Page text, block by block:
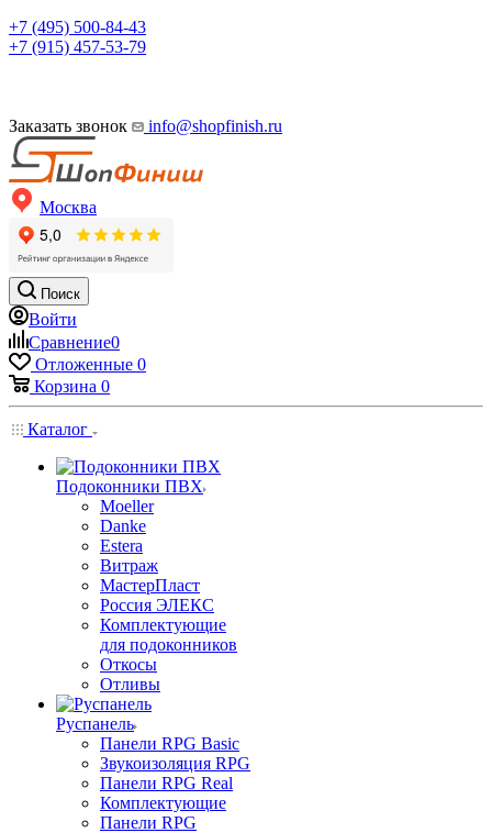
+7 (495) 500-84-43
+7 (915) 457-53-79
Заказать звонок info@shopfinish.ru
Москва
Поиск
Войти
Сравнение0
Отложенные 0
Корзина 0
Каталог
Подоконники ПВХ
Moeller
Danke
Estera
Витраж
МастерПласт
Россия ЭЛЕКС
Комплектующие
для подоконников
Откосы
Отливы
Руспанель
Панели RPG Basic
Звукоизоляция RPG
Панели RPG Real
Комплектующие
Панели RPG